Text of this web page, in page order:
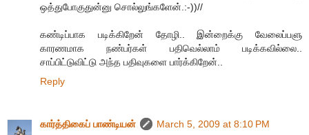
ஒத்துபோகுதுன்னு சொல்லுங்க‌ளேன்.:-))//
கண்டிப்பாக படிக்கிறேன் தோழி.. இன்றைக்கு வேலைப்பளு
காரணமாக நண்பர்கள் பதிவெல்லாம் படிக்கவில்லை..
சாப்பிட்டுவிட்டு அந்த பதிவுகளை பார்க்கிறேன்..
Reply
கார்த்திகைப் பாண்டியன்
March 5, 2009 at 8:10 PM